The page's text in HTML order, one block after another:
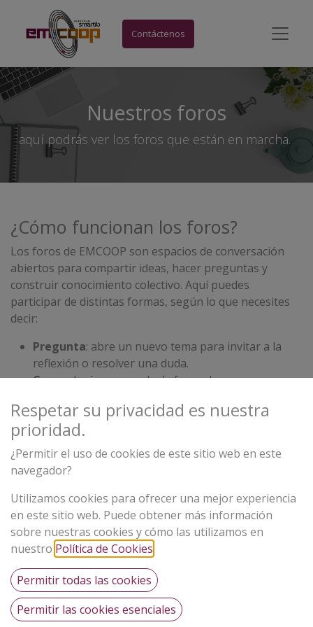
Contáctenos
Nuestros foros
aquí podrás ver los foros que están en marcha.
¿Cómo funcionan los foros?
Los foros de EMCOOP son espacios de conversación
abiertos para compartir ideas, hacer preguntas y
construir conocimiento colectivo. Aquí puedes
participar de distintas formas, según lo que necesites
decir:
Pregunta: abre un nuevo tema para invitar a la
reflexión o resolver una duda.
Comentario: responde de forma breve, por
Respuesta: aporta contenido más elaborado que
complemente o genere debate.
Guarda en favoritos
Vota en positivo
Además, usamos un sistema de
gamificación
: cada vez
que participas, ganas puntos.
Cuanto más activo seas, más permisos obtienes… ¡y
puedes llegar a sergestor de la conversación
Participar es muy fácil. Solo elige cómo quieres
contribuir y sé parte del diálogo cooperativo
Respetar su privacidad es nuestra
prioridad.
¿Permitir el uso de cookies de este sitio web en este
navegador?
Utilizamos cookies para ofrecer una mejor experiencia
en este sitio web. Puede obtener más información
sobre nuestras cookies y cómo las utilizamos en
nuestro Política de Cookies
Permitir todas las cookies
Permitir las cookies esenciales